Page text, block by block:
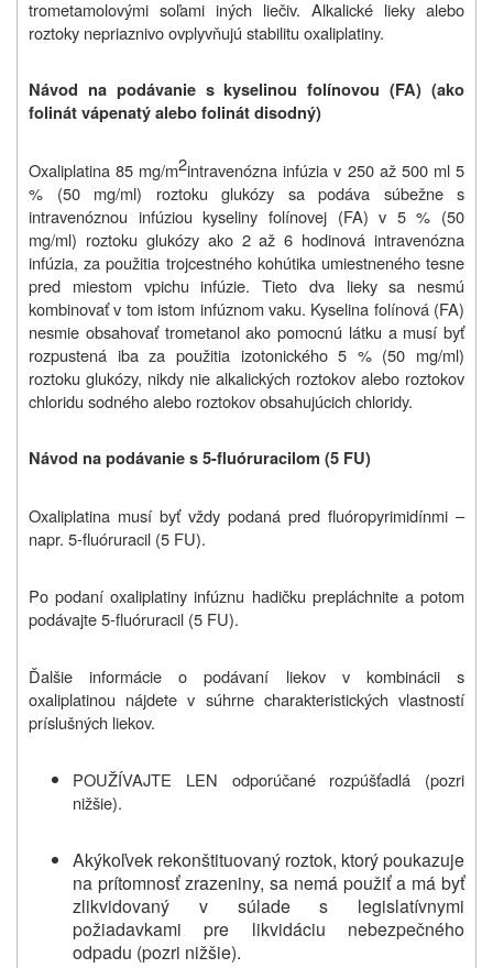
trometamolovými soľami iných liečiv. Alkalické lieky alebo
roztoky nepriaznivo ovplyvňujú stabilitu oxaliplatiny.
Návod na podávanie s kyselinou folínovou (FA) (ako
folinát vápenatý alebo folinát disodný)
Oxaliplatina 85 mg/m2intravenózna infúzia v 250 až 500 ml 5
% (50 mg/ml) roztoku glukózy sa podáva súbežne s
intravenóznou infúziou kyseliny folínovej (FA) v 5 % (50
mg/ml) roztoku glukózy ako 2 až 6 hodinová intravenózna
infúzia, za použitia trojcestného kohútika umiestneného tesne
pred miestom vpichu infúzie. Tieto dva lieky sa nesmú
kombinovať v tom istom infúznom vaku. Kyselina folínová (FA)
nesmie obsahovať trometanol ako pomocnú látku a musí byť
rozpustená iba za použitia izotonického 5 % (50 mg/ml)
roztoku glukózy, nikdy nie alkalických roztokov alebo roztokov
chloridu sodného alebo roztokov obsahujúcich chloridy.
Návod na podávanie s 5-fluóruracilom (5 FU)
Oxaliplatina musí byť vždy podaná pred fluóropyrimidínmi –
napr. 5-fluóruracil (5 FU).
Po podaní oxaliplatiny infúznu hadičku prepláchnite a potom
podávajte 5-fluóruracil (5 FU).
Ďalšie informácie o podávaní liekov v kombinácii s
oxaliplatinou nájdete v súhrne charakteristických vlastností
príslušných liekov.
POUŽÍVAJTE LEN odporúčané rozpúšťadlá (pozri
nižšie).
Akýkoľvek rekonštituovaný roztok, ktorý poukazuje
na prítomnosť zrazeniny, sa nemá použiť a má byť
zlikvidovaný v súlade s legislatívnymi
požiadavkami pre likvidáciu nebezpečného
odpadu (pozri nižšie).